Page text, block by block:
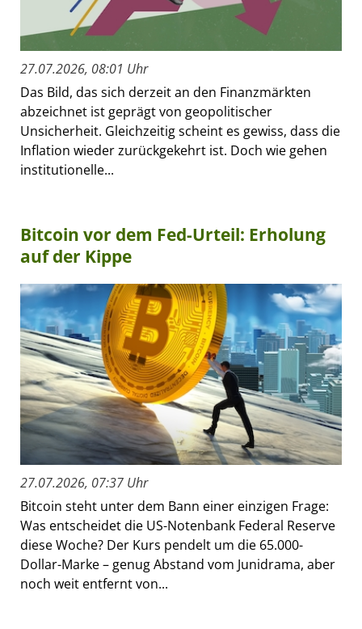
27.07.2026, 08:01 Uhr
Das Bild, das sich derzeit an den Finanzmärkten
abzeichnet ist geprägt von geopolitischer
Unsicherheit. Gleichzeitig scheint es gewiss, dass die
Inflation wieder zurückgekehrt ist. Doch wie gehen
institutionelle...
Bitcoin vor dem Fed-Urteil: Erholung
auf der Kippe
27.07.2026, 07:37 Uhr
Bitcoin steht unter dem Bann einer einzigen Frage:
Was entscheidet die US-Notenbank Federal Reserve
diese Woche? Der Kurs pendelt um die 65.000-
Dollar-Marke – genug Abstand vom Junidrama, aber
noch weit entfernt von...